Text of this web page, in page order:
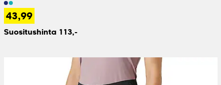
43,99
Suositushinta 113,-